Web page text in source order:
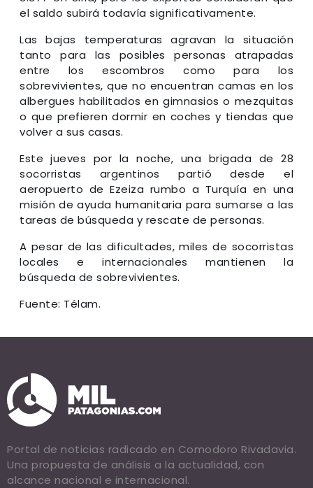
el saldo subirá todavía significativamente.
Las bajas temperaturas agravan la situación
tanto para las posibles personas atrapadas
entre los escombros como para los
sobrevivientes, que no encuentran camas en los
albergues habilitados en gimnasios o mezquitas
o que prefieren dormir en coches y tiendas que
volver a sus casas.
Este jueves por la noche, una brigada de 28
socorristas argentinos partió desde el
aeropuerto de Ezeiza rumbo a Turquía en una
misión de ayuda humanitaria para sumarse a las
tareas de búsqueda y rescate de personas.
A pesar de las dificultades, miles de socorristas
locales e internacionales mantienen la
búsqueda de sobrevivientes.
Fuente: Télam.
Portal de noticias radicado en Comodoro Rivadavia.
Una propuesta de análisis a la actualidad, con
alcance nacional e internacional.